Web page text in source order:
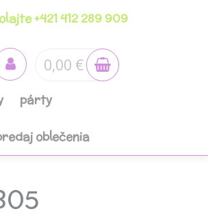
+421 412 289 909
0,00 €
párty
oblečenia